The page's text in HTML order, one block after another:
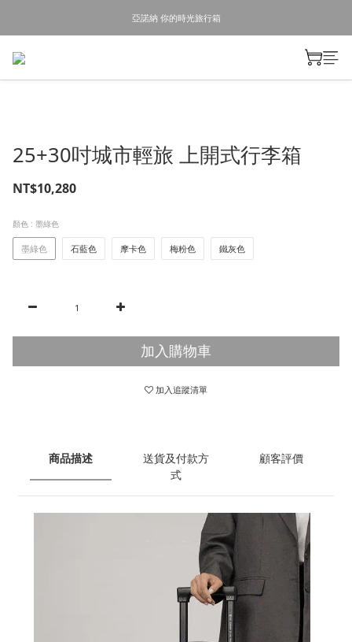
亞諾納 你的時光旅行箱
25+30吋城市輕旅 上開式行李箱
NT$10,280
顏色 : 墨綠色
墨綠色 石藍色 摩卡色 梅粉色 鐵灰色
加入購物車
加入追蹤清單
商品描述
送貨及付款方
式
顧客評價